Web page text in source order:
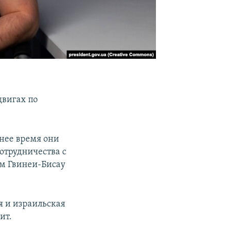
по
время они
с
Гвинеи-Бисау
и израильская